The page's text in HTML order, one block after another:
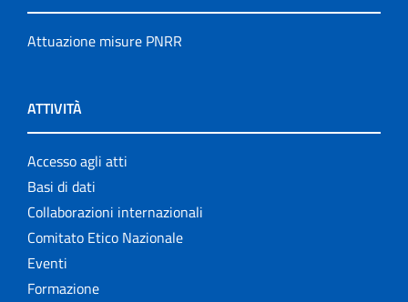
Attuazione misure PNRR
ATTIVITÀ
Accesso agli atti
Basi di dati
Collaborazioni internazionali
Comitato Etico Nazionale
Eventi
Formazione